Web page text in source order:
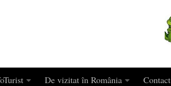
De vizitat în România Contact